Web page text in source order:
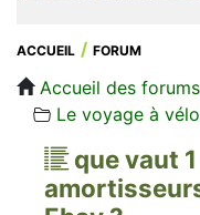
ACCUEIL FORUM
Accueil des forums
Le voyage à vélo
que vaut